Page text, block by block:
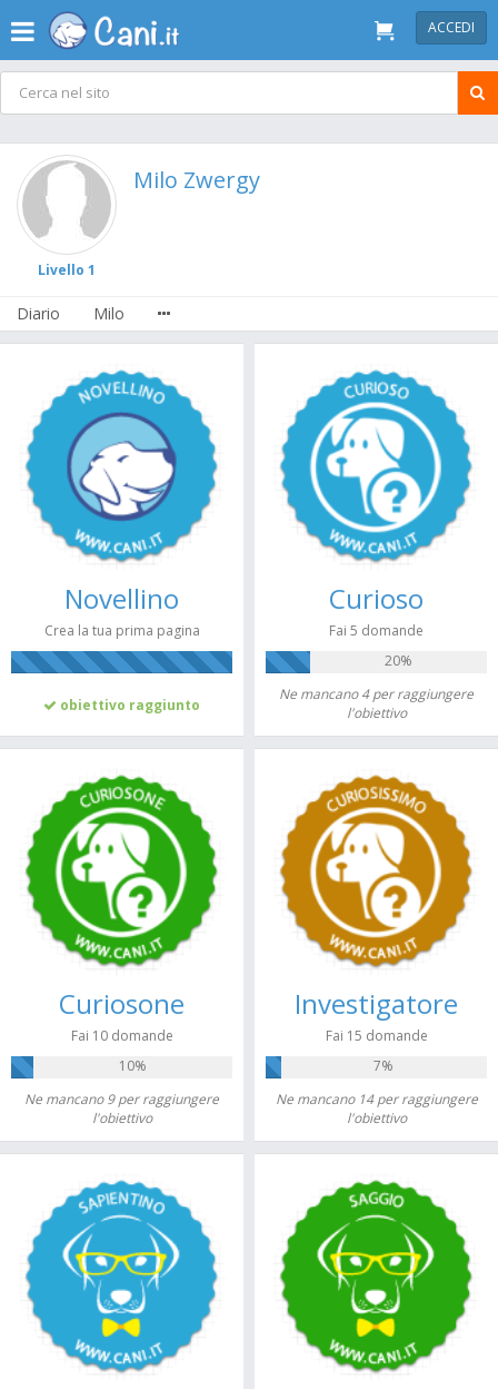
ACCEDI
Livello 1
Milo Zwergy
Diario Milo
Novellino
Crea la tua prima pagina
obiettivo raggiunto
Curioso
Fai 5 domande
20%
Ne mancano 4 per raggiungere
l'obiettivo
Curiosone
Fai 10 domande
10%
Ne mancano 9 per raggiungere
l'obiettivo
Investigatore
Fai 15 domande
7%
Ne mancano 14 per raggiungere
l'obiettivo